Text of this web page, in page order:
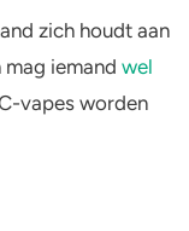
zich houdt aan
iemand wel
vapes worden